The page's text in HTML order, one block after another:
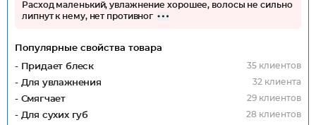
Расход маленький, увлажнение хорошее, волосы не сильно
липнут к нему, нет противног
Популярные свойства товара
- Придает блеск
35 клиентов
- Для увлажнения 32 клиента
- Смягчает 29 клиентов
- Для сухих губ 28 клиентов